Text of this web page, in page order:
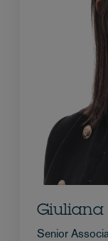
Giuliana
Senior